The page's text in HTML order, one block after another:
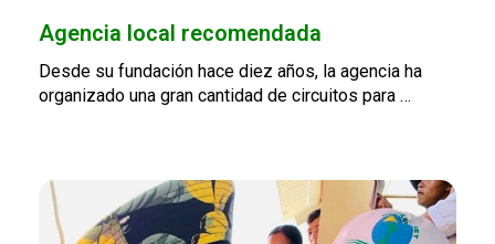
Agencia local recomendada
Desde su fundación hace diez años, la agencia ha
organizado una gran cantidad de circuitos para …